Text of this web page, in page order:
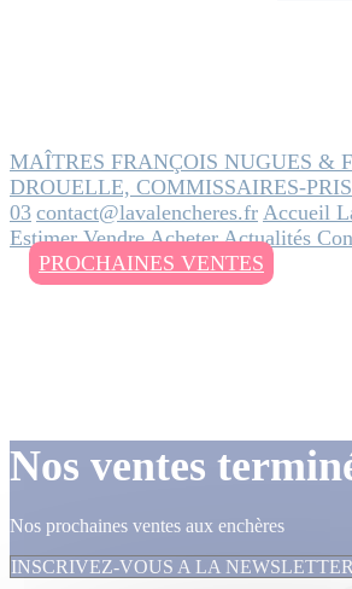
MAÎTRES FRANÇOIS NUGUES &
DROUELLE, COMMISSAIRES-
03 contact@lavalencheres.fr Accueil
EstimerVendreAcheterActualités
PROCHAINES VENTES
Nos ventes
Nos prochaines ventes aux enchères
INSCRIVEZ-VOUS A LA NEWSLETTER